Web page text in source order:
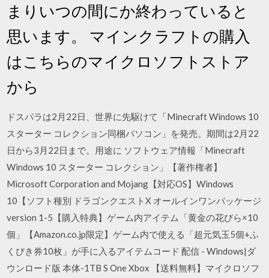
まりいつの間にか終わっていると
思います。 マインクラフトの購入
はこちらのマイクロソフトストア
から
ドスパラは2月22日、世界に先駆けて「Minecraft Windows 10
スターター コレクション同梱パソコン」を発売。期間は2月22
日から3月22日まで。用途に ソフトウェア情報「Minecraft
Windows 10 スターター コレクション」【著作権者】
Microsoft Corporation and Mojang【対応OS】Windows
10【ソフト種別 ドラゴンクエストX オールインワンパッケージ
version 1-5【購入特典】ゲーム内アイテム「黄金の花びら×10
個」【Amazon.co.jp限定】ゲーム内で使える「超元気玉5個+ふ
くびき券10枚」が手に入るアイテムコード 配信 - Windows|ダ
ウンロード版 本体-1TB S One Xbox 【送料無料】マイクロソフ